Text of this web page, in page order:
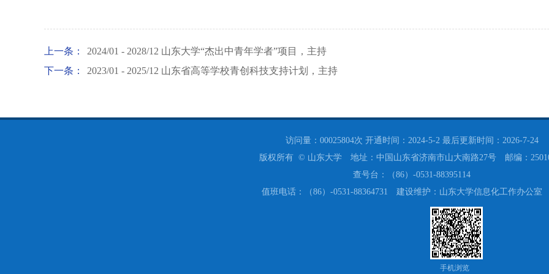
上一条：
2024/01 - 2028/12 山东大学“杰出中青年学者”项目，主持
下一条：
2023/01 - 2025/12 山东省高等学校青创科技支持计划，主持
访问量： 00025804次 开通时间： 2024-5-2 最后更新时间： 2026-7-24
版权所有 © 山东大学 地址：中国山东省济南市山大南路27号 邮编：
查号台：（86）-0531-88395114
值班电话：（86）-0531-88364731 建设维护：山东大学信息化工作办
手机浏览